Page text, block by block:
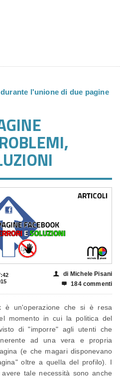
l'unione di due pagine
👤 di Michele Pisani
 184 commenti
è un'operazione che si è resa
momento in cui la politica del
di "imporre" agli utenti che
ad una vera e propria
(e che magari disponevano
oltre a quella del profilo). I
tale necessità sono anche